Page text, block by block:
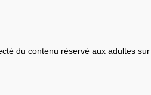
du contenu réservé aux adultes